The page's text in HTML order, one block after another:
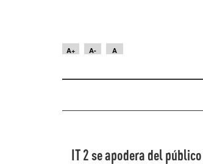
A+ A- A
IT 2 se apodera del